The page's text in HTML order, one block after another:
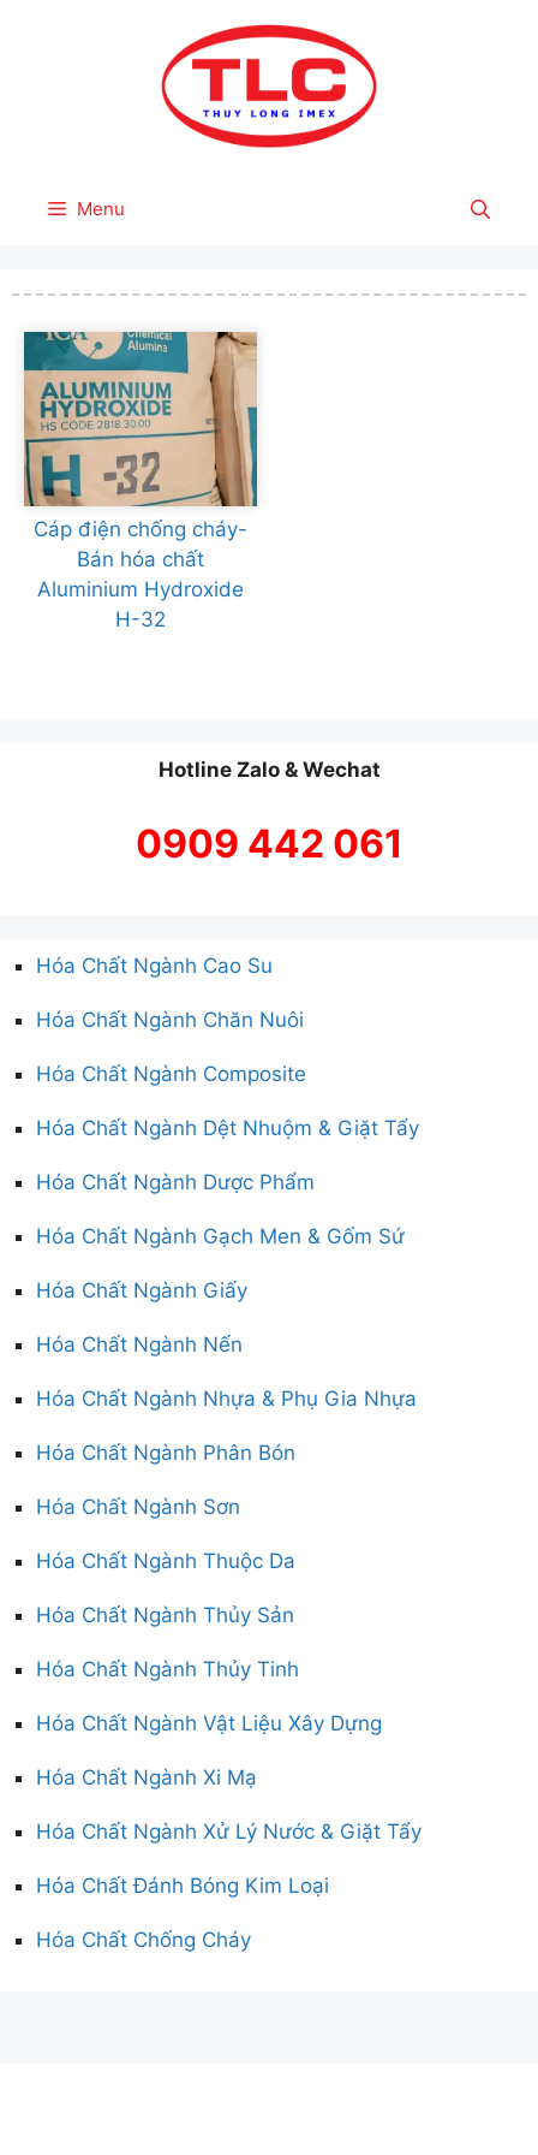
Menu
Cáp điện chống cháy-
Bán hóa chất
Aluminium Hydroxide
H-32
Hotline Zalo & Wechat
0909 442 061
Hóa Chất Ngành Cao Su
Hóa Chất Ngành Chăn Nuôi
Hóa Chất Ngành Composite
Hóa Chất Ngành Dệt Nhuộm & Giặt Tẩy
Hóa Chất Ngành Dược Phẩm
Hóa Chất Ngành Gạch Men & Gốm Sứ
Hóa Chất Ngành Giấy
Hóa Chất Ngành Nến
Hóa Chất Ngành Nhựa & Phụ Gia Nhựa
Hóa Chất Ngành Phân Bón
Hóa Chất Ngành Sơn
Hóa Chất Ngành Thuộc Da
Hóa Chất Ngành Thủy Sản
Hóa Chất Ngành Thủy Tinh
Hóa Chất Ngành Vật Liệu Xây Dựng
Hóa Chất Ngành Xi Mạ
Hóa Chất Ngành Xử Lý Nước & Giặt Tẩy
Hóa Chất Đánh Bóng Kim Loại
Hóa Chất Chống Cháy